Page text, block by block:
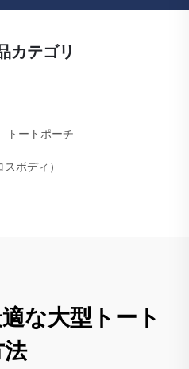
カテゴリ
トートポーチ
ボディ）
な大型トート